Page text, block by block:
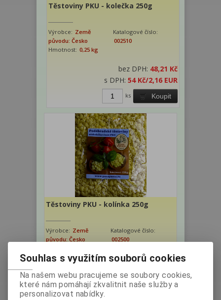
Těstoviny PKU - kolečka 250g
Výrobce: Země
původu: Česko
Katalogové číslo:
002510
Hmotnost: 0,25 kg
bez DPH: 48,21 Kč
s DPH:54 Kč/2,16 EUR
Koupit
ks
Těstoviny PKU - kolínka 250g
Výrobce: Země
původu: Česko
Katalogové číslo:
002500
s DPH:54 Kč/2,16 EUR
Souhlas s využitím souborů cookies
Na našem webu pracujeme se soubory cookies,
které nám pomáhají zkvalitnit naše služby a
personalizovat nabídky.